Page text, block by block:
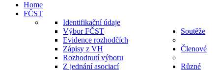
Home
FČST
Identifikační údaje
Výbor FČST
Evidence rozhodčích
Zápisy z VH
Rozhodnutí výboru
Z jednání asociací
Soutěže
Členové
Různé